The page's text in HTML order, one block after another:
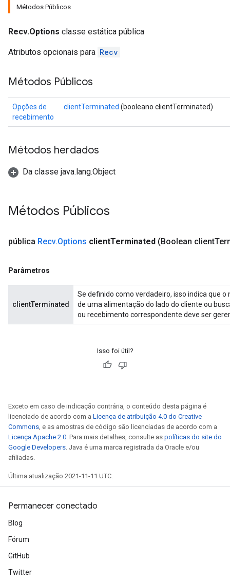
Métodos Públicos
Recv.Options classe estática pública
Atributos opcionais para Recv
Métodos Públicos
Opções de
recebimento
clientTerminated (booleano clientTerminated)
Métodos herdados
Da classe java.lang.Object
Métodos Públicos
pública Recv.Options clientTerminated (Boolean client
Parâmetros
clientTerminated
Se definido como verdadeiro, isso indica que
de uma alimentação do lado do cliente ou
ou recebimento correspondente deve ser
Isso foi útil?
Exceto em caso de indicação contrária, o conteúdo desta página é
licenciado de acordo com a Licença de atribuição 4.0 do Creative
Commons , e as amostras de código são licenciadas de acordo com a
Licença Apache 2.0 . Para mais detalhes, consulte as políticas do site do
Google Developers . Java é uma marca registrada da Oracle e/ou
afiliadas.
Última atualização 2021-11-11 UTC.
Permanecer conectado
Blog
Fórum
GitHub
Twitter